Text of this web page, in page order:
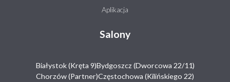
Aplikacja
Salony
Białystok (Kręta 9)Bydgoszcz (Dworcowa 22/11)
Chorzów (Partner)Częstochowa (Kilińskiego 22)